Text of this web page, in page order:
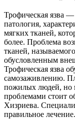
Трофическая язва —
патология,
мягких тканей,
более. Проблема
тканей,
обусловленным
Трофическая язва
самозаживлению.
пожилых людей, но
проблемами стоит
Хизриева.
правильное лечение.